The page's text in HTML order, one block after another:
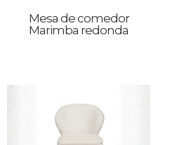
Mesa de comedor
Marimba redonda